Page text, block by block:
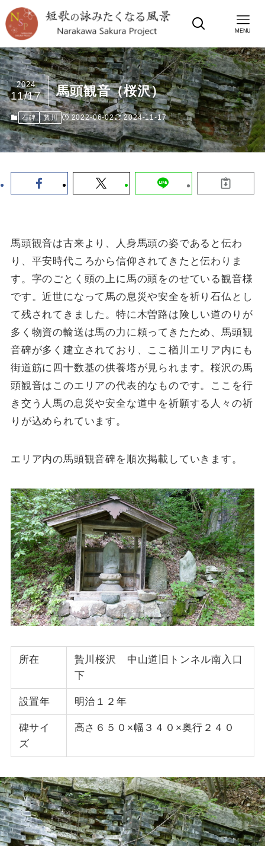
MENU
馬頭観音（桜沢）
2024
11/17
石碑 贄川 2022-06-02 2024-11-17
馬頭観音は古来より、人身馬頭の姿であると伝わ
り、平安時代ころから信仰されてきたと伝わりま
す。字のごとく頭の上に馬の頭をのせている観音様
です。近世になって馬の息災や安全を祈り石仏とし
て残されてきました。特に木曽路は険しい道のりが
多く物資の輸送は馬の力に頼ってきたため、馬頭観
音碑が多く建立されており、ここ楢川エリア内にも
街道筋に四十数基の供養塔が見られます。桜沢の馬
頭観音はこのエリアの代表的なものです。ここを行
き交う人馬の息災や安全な道中を祈願する人々の祈
りが込められています。
エリア内の馬頭観音碑を順次掲載していきます。
所在
贄川桜沢 中山道旧トンネル南入口
下
設置年 明治１２年
碑サイ
ズ
高さ６５０×幅３４０×奥行２４０